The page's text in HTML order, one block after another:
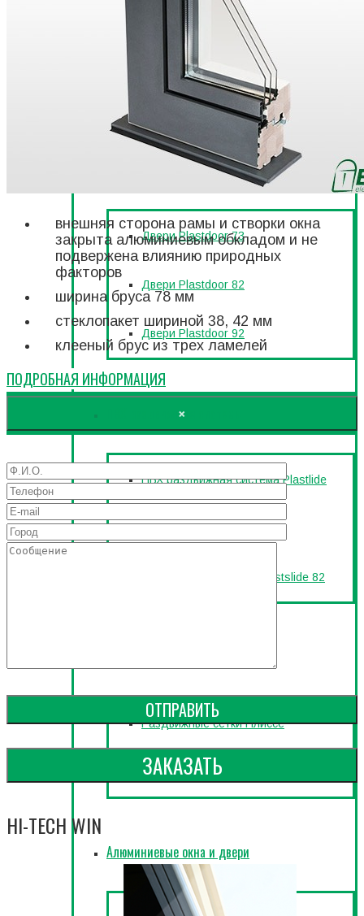
Окна Plastwin 82
Окна Plastwin 92
Двери Plastdoor 73
Двери Plastdoor 82
Двери Plastdoor 92
ПВХ раздвижные системы
ПВХ раздвижная система Plastlide
INOVA
Раздвижная система Plastslide 82
Раздвижные сетки Плиссе
Фильтр на окно
Алюминиевые окна и двери
внешняя сторона рамы и створки окна
закрыта алюминиевым обкладом и не
подвержена влиянию природных
факторов
ширина бруса 78 мм
стеклопакет шириной 38, 42 мм
клееный брус из трех ламелей
ПОДРОБНАЯ ИНФОРМАЦИЯ
×
ЗАКАЗАТЬ
HI-TECH WIN